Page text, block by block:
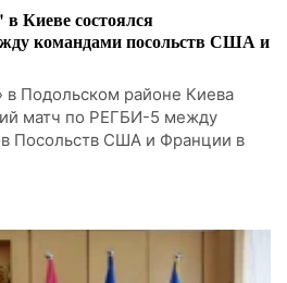
Киеве состоялся
командами посольств США и
в Подольском районе Киева
матч по РЕГБИ-5 между
Посольств США и Франции в